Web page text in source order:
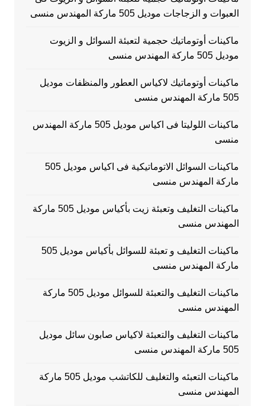
العبوات و الزجاجات موديل 505 ماركة المهندس منسى
ماكينات أوتوماتيك حجمية لتعبئة السوائل و الزيوت
موديل 505 ماركة المهندس منسى
ماكينات أوتوماتيك لاكياس العطور والمنظفات موديل
505 ماركة المهندس منسى
ماكينات اللوليتا فى اكياس موديل 505 ماركة المهندس
منسى
ماكينات السوائل الاتوماتيكية فى اكياس موديل 505
ماركة المهندس منسى
ماكينات التغليف وتعبئة زيت بأكياس موديل 505 ماركة
المهندس منسى
ماكينات التغليف و تعبئة للسوائل بأكياس موديل 505
ماركة المهندس منسى
ماكينات التغليف والتعبئة للسوائل موديل 505 ماركة
المهندس منسى
ماكينات التغليف والتعبئة لاكياس صابون سائل موديل
505 ماركة المهندس منسى
ماكينات التعبئه والتغليف للكاتشب موديل 505 ماركة
المهندس منسى